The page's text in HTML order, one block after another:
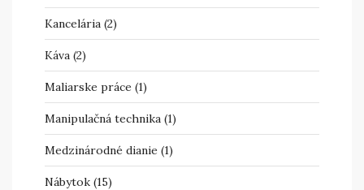
Kancelária (2)
Káva (2)
Maliarske práce (1)
Manipulačná technika (1)
Medzinárodné dianie (1)
Nábytok (15)